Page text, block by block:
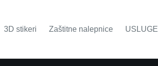
3D stikeri Zaštitne nalepnice USLUGE